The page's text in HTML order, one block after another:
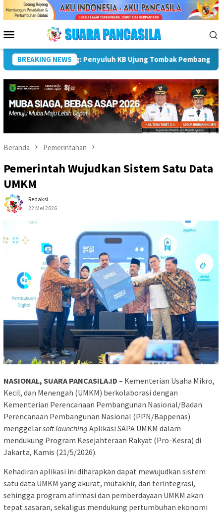
Menu
Mobile
BREAKING NEWS
Pimpin Rapat, Pemkab Rejang Lebong Matangkan
Beranda Pemerintahan
Pemerintah Wujudkan Sistem Satu Data
UMKM
Redaksi
22 Mei 2026
NASIONAL, SUARA PANCASILA.ID – Kementerian Usaha Mikro,
Kecil, dan Menengah (UMKM) berkolaborasi dengan
Kementerian Perencanaan Pembangunan Nasional/Badan
Perencanaan Pembangunan Nasional (PPN/Bappenas)
menggelarsoft launching Aplikasi SAPA UMKM dalam
mendukung Program Kesejahteraan Rakyat (Pro-Kesra) di
Jakarta, Kamis (21/5/2026).
Kehadiran aplikasi ini diharapkan dapat mewujudkan sistem
satu data UMKM yang akurat, mutakhir, dan terintegrasi,
sehingga program afirmasi dan pemberdayaan UMKM akan
tepat sasaran, sekaligus mendukung pertumbuhan ekonomi